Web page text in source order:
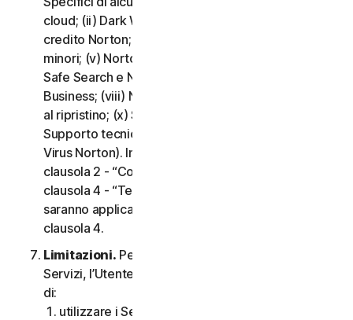
cloud; (ii) Dark Web Monitoring; (iii) Portale del
credito Norton; (iv) Norton Family e Protezione
minori; (v) Norton Password Manager; (vi) Norton
Safe Search e Norton Safe Web; (vii) Norton Small
Business; (viii) Norton VPN; (ix) Servizi di supporto
al ripristino; (x) Social Media Monitoring e (xi)
Supporto tecnico (inclusa la Promessa Protezione
Virus Norton). In caso di conflitto o incoerenza tra la
clausola 2 - “Condizioni Generali del Servizio” e la
clausola 4 - “Termini Specifici di alcuni Servizi”,
saranno applicabili le condizioni contenute nella
clausola 4.
Limitazioni. Per quanto riguarda l’utilizzo dei
Servizi, l’Utente non può, né può consentire ad altri
di:
utilizzare i Servizi per scopi illegali o fraudolenti,